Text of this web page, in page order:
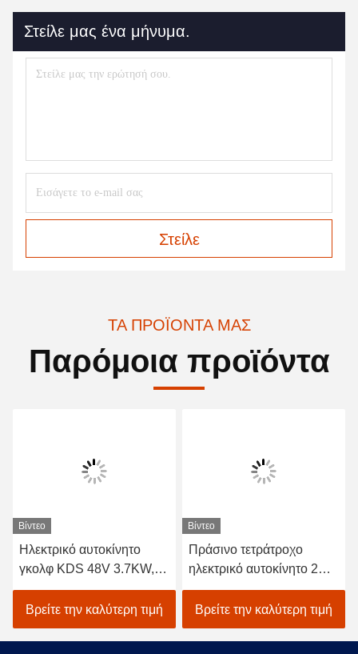
Στείλε μας ένα μήνυμα.
Στείλε
ΤΑ ΠΡΟΪΌΝΤΑ ΜΑΣ
Παρόμοια προϊόντα
Βίντεο
Ηλεκτρικό αυτοκίνητο
γκολφ KDS 48V 3.7KW,
κάρρο της Ιταλίας
Graziano Axle Club Car
Golf
Βρείτε την καλύτερη τιμή
Βίντεο
Πράσινο τετράτροχο
ηλεκτρικό αυτοκίνητο 2
γκολφ κάρρο γκολφ
μπαταριών επιβατών 48V
Βρείτε την καλύτερη τιμή